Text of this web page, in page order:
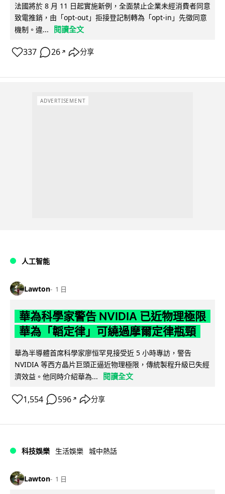
法國將於 8 月 11 日起實施新例，全面禁止企業未經消費者同意
致電推銷，由「opt-out」拒接登記制轉為「opt-in」先徵同意
機制。違...
閱讀全文
337 26 ↗ 分享
ADVERTISEMENT
人工智能
Lawton 1 日
華為科學家警告 NVIDIA 已近物理極限
華為「韜定律」可繞過摩爾定律瓶頸
華為半導體首席科學家廖恒罕見接受近 5 小時專訪，警告
NVIDIA 等西方晶片巨頭正逼近物理極限，傳統製程升級已失經
濟效益。他同時介紹華為...
閱讀全文
1,554 596 ↗ 分享
科技娛樂 生活娛樂 城中熱話
Lawton 1 日